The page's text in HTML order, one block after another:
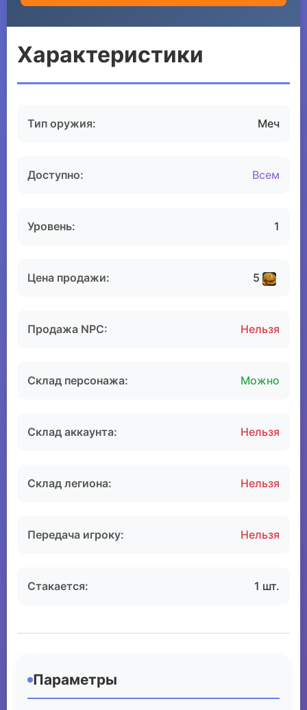
Характеристики
Тип оружия: Меч
Доступно: Всем
Уровень: 1
Цена продажи: 5
Продажа NPC: Нельзя
Склад персонажа: Можно
Склад аккаунта: Нельзя
Склад легиона: Нельзя
Передача игроку: Нельзя
Стакается: 1 шт.
Параметры